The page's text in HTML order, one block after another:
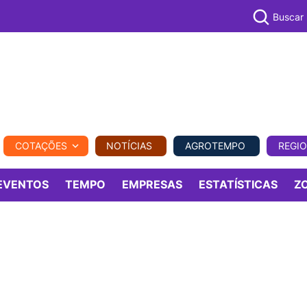
REGIONAL COMERCIAL AGROVIAGENS
Buscar
COTAÇÕES NOTÍCIAS AGROTEMPO
TEMPO EMPRESAS ESTATÍSTICAS